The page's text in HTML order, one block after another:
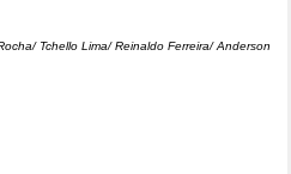
Tchello Lima/ Reinaldo Ferreira/ Anderson